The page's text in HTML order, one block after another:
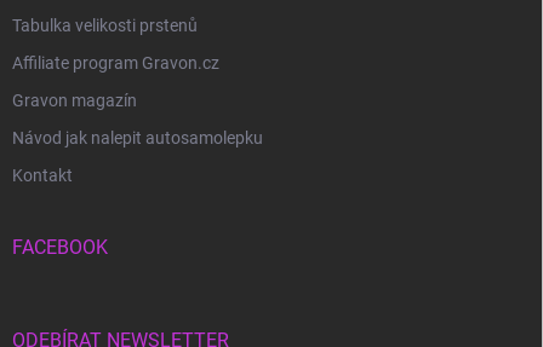
Tabulka velikosti prstenů
Affiliate program Gravon.cz
Gravon magazín
Návod jak nalepit autosamolepku
Kontakt
FACEBOOK
ODEBÍRAT NEWSLETTER